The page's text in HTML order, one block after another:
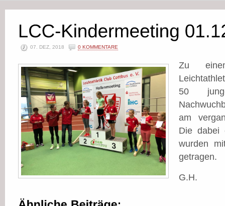
07. DEZ, 2018 0 KOMMENTARE
Zu
50
am
Die dabei
wurden
getragen.
G.H.